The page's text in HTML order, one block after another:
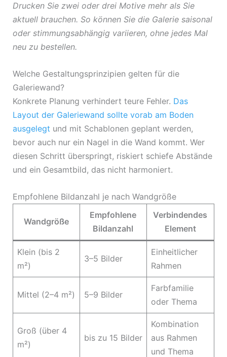
Drucken Sie zwei oder drei Motive mehr als Sie
aktuell brauchen. So können Sie die Galerie saisonal
oder stimmungsabhängig variieren, ohne jedes Mal
neu zu bestellen.
Welche Gestaltungsprinzipien gelten für die
Galeriewand?
Konkrete Planung verhindert teure Fehler. Das
Layout der Galeriewand sollte vorab am Boden
ausgelegt und mit Schablonen geplant werden,
bevor auch nur ein Nagel in die Wand kommt. Wer
diesen Schritt überspringt, riskiert schiefe Abstände
und ein Gesamtbild, das nicht harmoniert.
Empfohlene Bildanzahl je nach Wandgröße
Wandgröße
Empfohlene
Bildanzahl
Verbindendes
Element
Klein (bis 2
m²)
3–5 Bilder
Einheitlicher
Rahmen
Mittel (2–4 m²) 5–9 Bilder
Farbfamilie
oder Thema
Groß (über 4
m²)
bis zu 15 Bilder
Kombination
aus Rahmen
und Thema